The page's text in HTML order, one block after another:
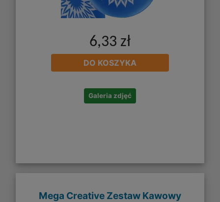
6,33 zł
DO KOSZYKA
Galeria zdjęć
Mega Creative Zestaw Kawowy